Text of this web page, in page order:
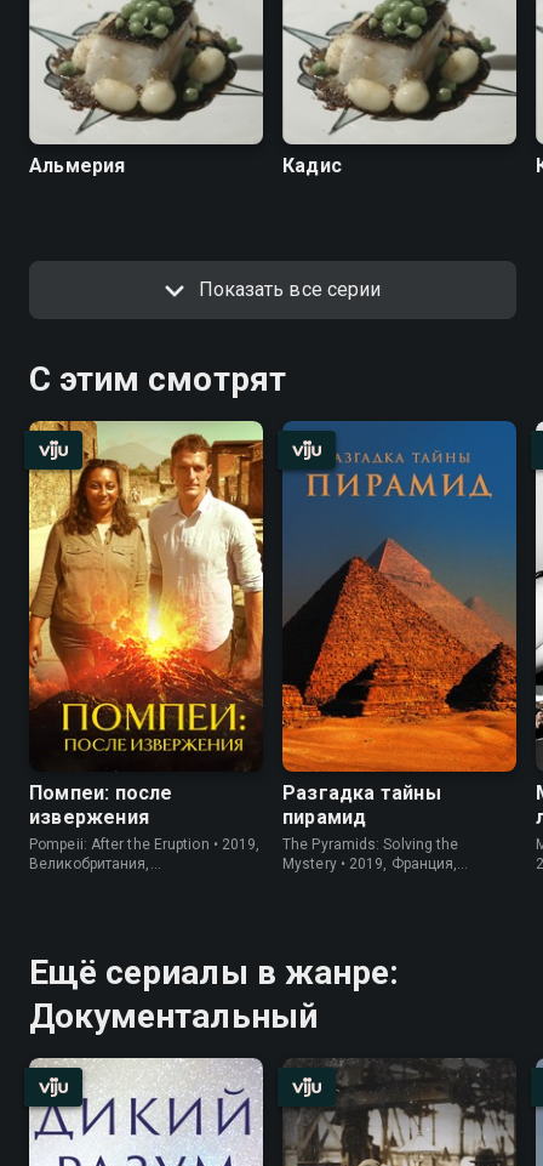
Альмерия Кадис
Показать все серии
С этим смотрят
Помпеи: после
извержения
Pompeii: After the Eruption • 2019,
Великобритания,
Разгадка тайны
пирамид
The Pyramids: Solving the
Mystery • 2019, Франция,
Ещё сериалы в жанре:
Документальный